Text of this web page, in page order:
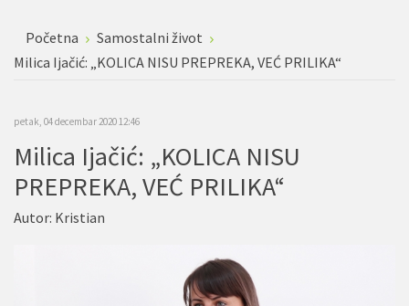
Početna
Samostalni život
Milica Ijačić: „KOLICA NISU PREPREKA, VEĆ PRILIKA“
petak, 04 decembar 2020 12:46
Milica Ijačić: „KOLICA NISU
PREPREKA, VEĆ PRILIKA“
Autor: Kristian